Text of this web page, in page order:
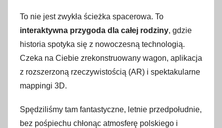
o
2
8
l
a
2
To nie jest zwykła ścieżka spacerowa. To
interaktywna przygoda dla całej rodziny, gdzie
historia spotyka się z nowoczesną technologią.
Czeka na Ciebie zrekonstruowany wagon, aplikacja
z rozszerzoną rzeczywistością (AR) i spektakularne
mappingi 3D.
Spędziliśmy tam fantastyczne, letnie przedpołudnie,
bez pośpiechu chłonąc atmosferę polskiego i